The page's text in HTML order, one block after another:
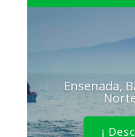
Ensenada,
¡